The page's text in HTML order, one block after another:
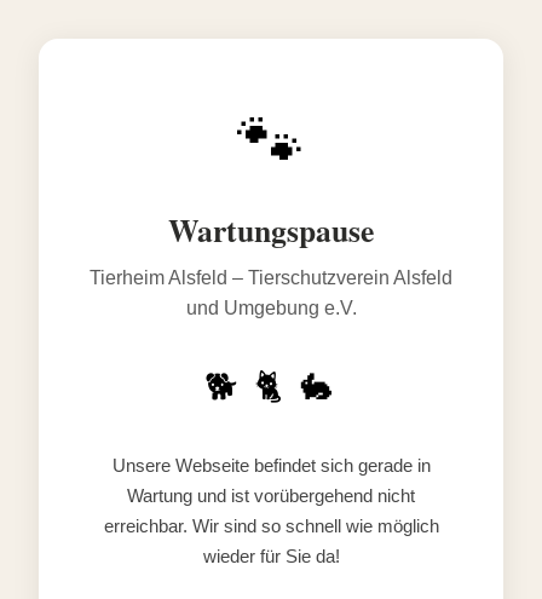
🐾
Wartungspause
Tierheim Alsfeld – Tierschutzverein Alsfeld
und Umgebung e.V.
🐕 🐈 🐇
Unsere Webseite befindet sich gerade in
Wartung und ist vorübergehend nicht
erreichbar. Wir sind so schnell wie möglich
wieder für Sie da!